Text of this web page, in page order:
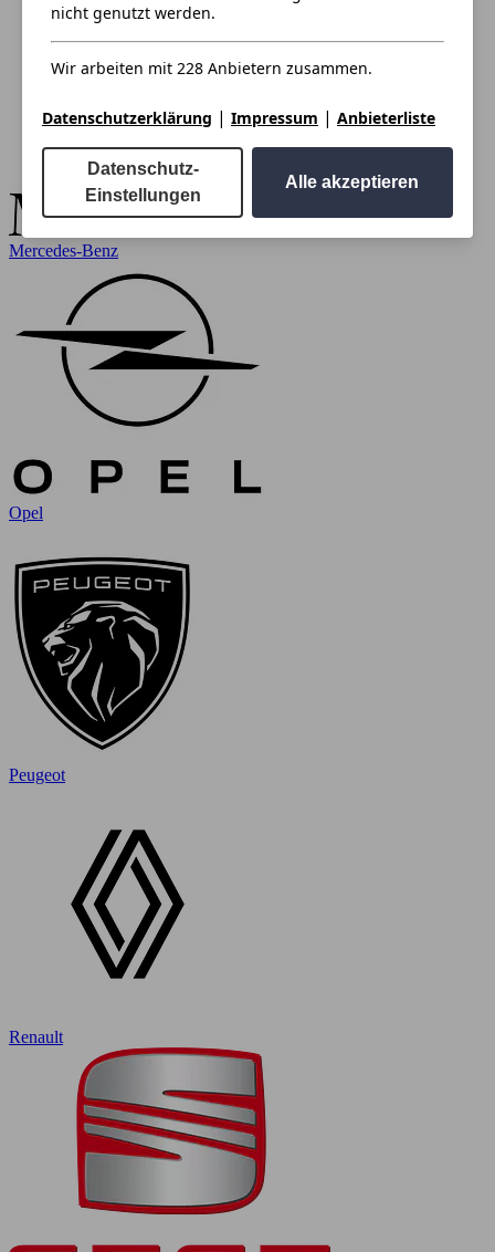
Mercedes-Benz
Opel
Peugeot
Renault
nicht genutzt werden.
Wir arbeiten mit 228 Anbietern zusammen.
Datenschutzerklärung | Impressum | Anbieterliste
Datenschutz-
Einstellungen
Alle akzeptieren